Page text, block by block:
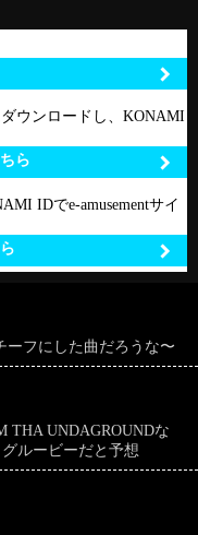
ダウンロードし、KONAMI
ら
IDでe-amusementサイ
ーフにした曲だろうな〜
THA UNDAGROUNDな
ルービーだと予想